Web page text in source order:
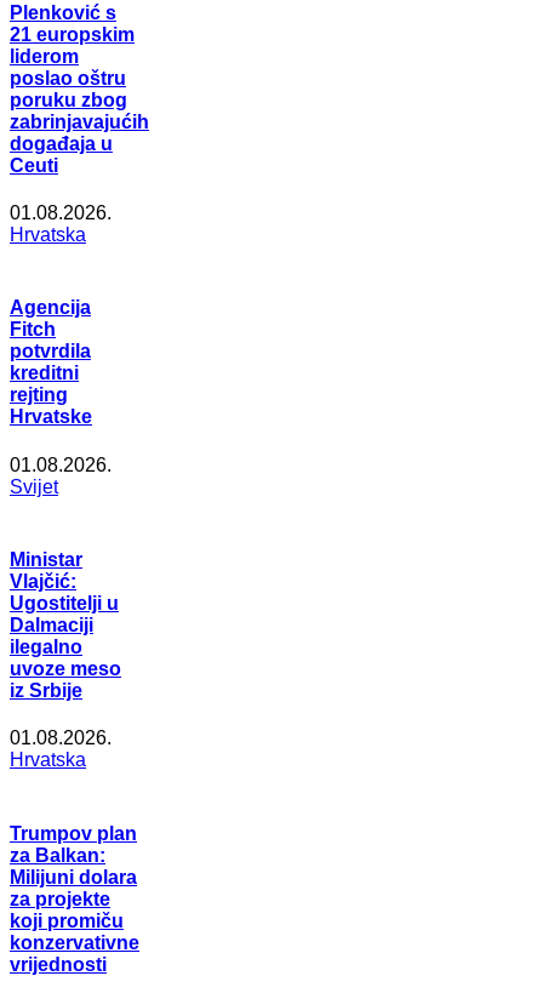
Plenković s
21 europskim
liderom
poslao oštru
poruku zbog
zabrinjavajućih
događaja u
Ceuti
01.08.2026.
Hrvatska
Agencija
Fitch
potvrdila
kreditni
rejting
Hrvatske
01.08.2026.
Svijet
Ministar
Vlajčić:
Ugostitelji u
Dalmaciji
ilegalno
uvoze meso
iz Srbije
01.08.2026.
Hrvatska
Trumpov plan
za Balkan:
Milijuni dolara
za projekte
koji promiču
konzervativne
vrijednosti